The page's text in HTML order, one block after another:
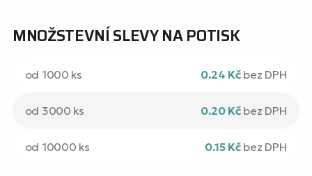
MNOŽSTEVNÍ SLEVY NA POTISK
od 1000 ks 0.24 Kč bez DPH
od 3000 ks 0.20 Kč bez DPH
od 10000 ks 0.15 Kč bez DPH